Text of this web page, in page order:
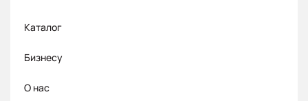
Каталог
Бизнесу
О нас